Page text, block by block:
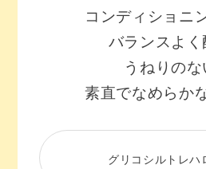
コンディショニ
バランスよく
うねりのな
素直でなめらか
グリコシルトレハ